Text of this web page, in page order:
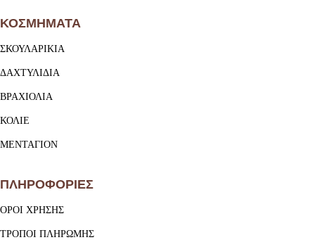
ΚΟΣΜΗΜΑΤΑ
ΣΚΟΥΛΑΡΙΚΙΑ
ΔΑΧΤΥΛΙΔΙΑ
ΒΡΑΧΙΟΛΙΑ
ΚΟΛΙΕ
ΜΕΝΤΑΓΙΟΝ
ΠΛΗΡΟΦΟΡΙΕΣ
ΟΡΟΙ ΧΡΗΣΗΣ
ΤΡΟΠΟΙ ΠΛΗΡΩΜΗΣ